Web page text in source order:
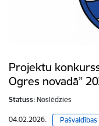
Projektu
Ogres novadā”
Statuss: Noslēdzies
04.02.2026.